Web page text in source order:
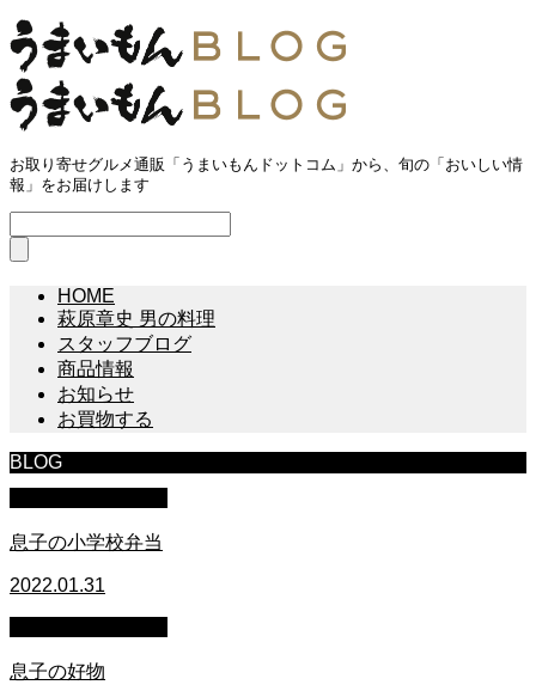
お取り寄せグルメ通販「うまいもんドットコム」から、旬の「おいしい情
報」をお届けします
HOME
萩原章史 男の料理
スタッフブログ
商品情報
お知らせ
お買物する
BLOG
息子の小学校弁当
2022.01.31
息子の好物